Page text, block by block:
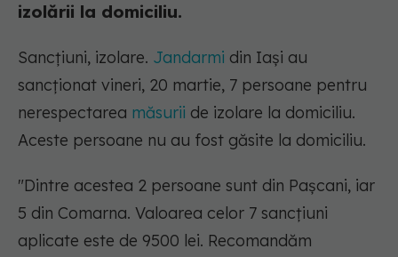
izolării la domiciliu.
Sancțiuni, izolare. Jandarmi din Iași au
sancţionat vineri, 20 martie, 7 persoane pentru
nerespectarea măsurii de izolare la domiciliu.
Aceste persoane nu au fost găsite la domiciliu.
"Dintre acestea 2 persoane sunt din Paşcani, iar
5 din Comarna. Valoarea celor 7 sancţiuni
aplicate este de 9500 lei. Recomandăm